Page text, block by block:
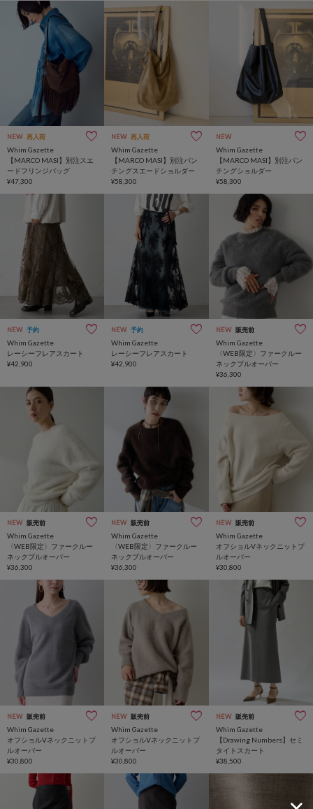
NEW 再入荷
Whim Gazette
【MARCO MASI】別注スエ
ードフリンジバッグ
¥47,300
NEW 再入荷
Whim Gazette
【MARCO MASI】別注パン
チングスエードショルダー
¥58,300
NEW
Whim Gazette
【MARCO MASI】別注パン
チングショルダー
¥58,300
NEW 予約
Whim Gazette
レーシーフレアスカート
¥42,900
NEW 予約
Whim Gazette
レーシーフレアスカート
¥42,900
NEW 販売前
Whim Gazette
〈WEB限定〉ファークルー
ネックプルオーバー
¥36,300
NEW 販売前
Whim Gazette
〈WEB限定〉ファークルー
ネックプルオーバー
¥36,300
NEW 販売前
Whim Gazette
〈WEB限定〉ファークルー
ネックプルオーバー
¥36,300
NEW 販売前
Whim Gazette
オフショルVネックニットプ
ルオーバー
¥30,800
NEW 販売前
Whim Gazette
オフショルVネックニットプ
ルオーバー
¥30,800
NEW 販売前
Whim Gazette
オフショルVネックニットプ
ルオーバー
¥30,800
NEW 販売前
Whim Gazette
【Drawing Numbers】セミ
タイトスカート
¥38,500